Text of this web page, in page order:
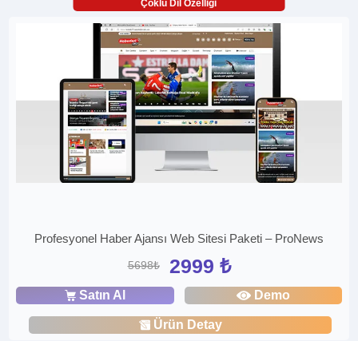
Çoklu Dil Özelliği
Profesyonel Haber Ajansı Web Sitesi Paketi – ProNews
5698₺ 2999 ₺
Satın Al Demo
Ürün Detay